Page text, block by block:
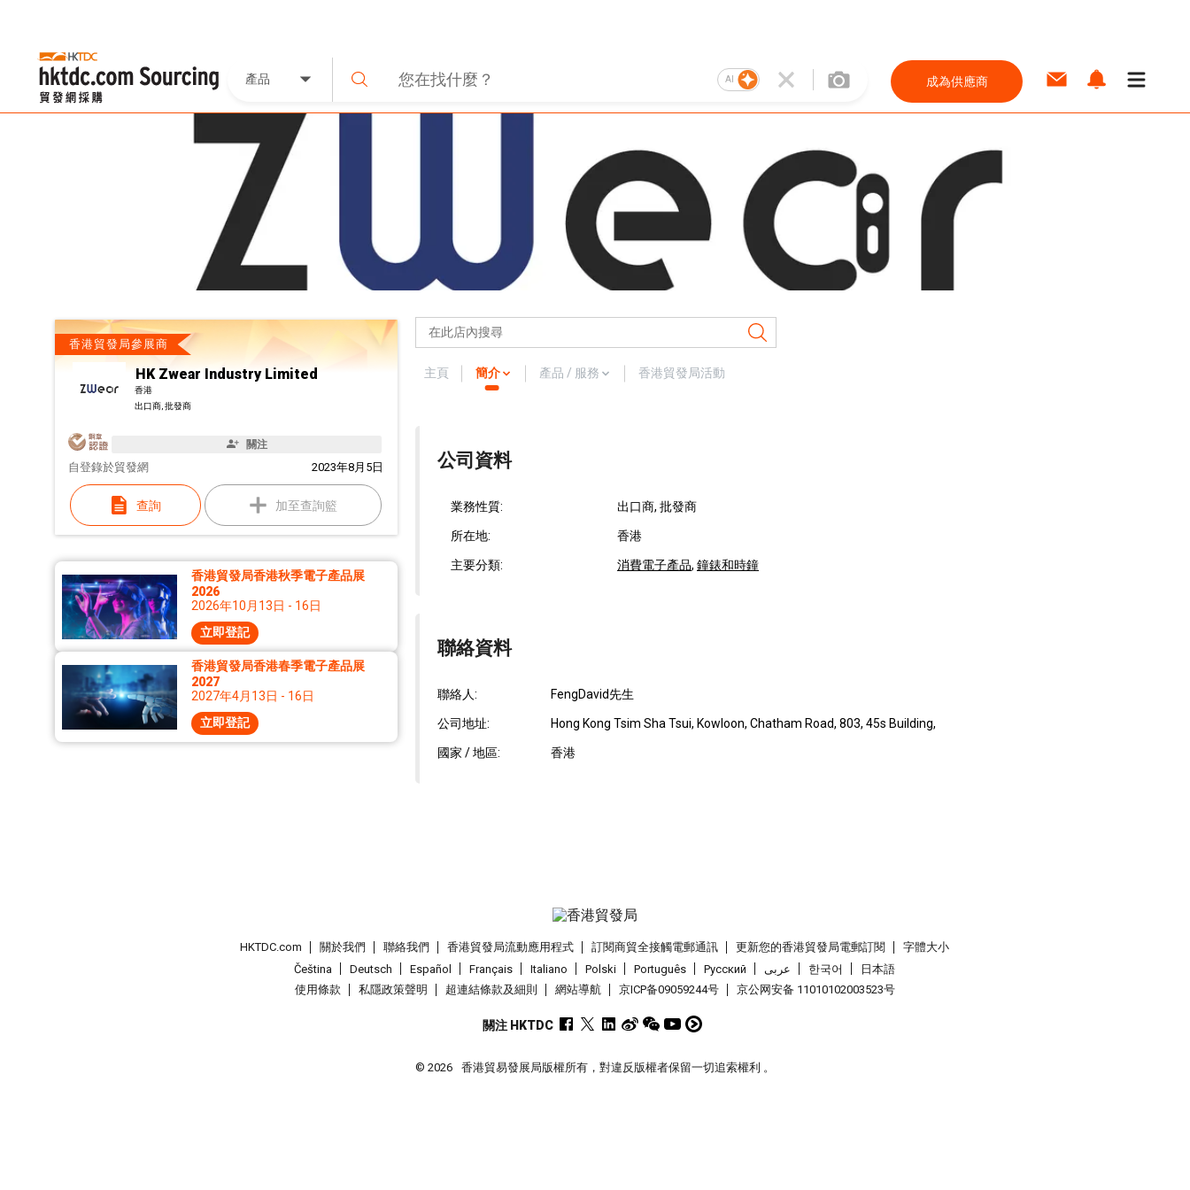
產品 AI 成為供應商
香港貿發局參展商
HK Zwear Industry Limited
香港
出口商, 批發商
關注
自 2023年8月5日
登錄於貿發網
查詢 加至查詢籃
香港貿發局香港秋季電子產品展
2026
2026年10月13日 - 16日
立即登記
香港貿發局香港春季電子產品展
2027
2027年4月13日 - 16日
立即登記
主頁 簡介 產品 / 服務 香港貿發局活動
公司資料
業務性質: 出口商, 批發商
所在地: 香港
主要分類: 消費電子產品, 鐘錶和時鐘
聯絡資料
聯絡人: FengDavid先生
公司地址: Hong Kong Tsim Sha Tsui, Kowloon, Chatham Road, 803, 45s Building,
國家 / 地區: 香港
HKTDC.com 關於我們 聯絡我們 香港貿發局流動應用程式 訂閱商貿全接觸電郵通訊 更新您的香港貿發局電郵訂閱
字體大小
Čeština
Deutsch Español Français Italiano Polski Português Pусский عربى 한국어
日本語
使用條款
私隱政策聲明 超連結條款及細則 網站導航 京ICP备09059244号 京公网安备 11010102003523号
關注 HKTDC
© 2026 香港貿易發展局版權所有，對違反版權者保留一切追索權利 。